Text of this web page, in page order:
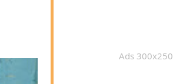
Ads 300x250